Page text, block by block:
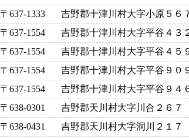
〒637-1333 吉野郡十津川村大字小原５６
〒637-1554 吉野郡十津川村大字平谷４３
〒637-1554 吉野郡十津川村大字平谷４５
〒637-1554 吉野郡十津川村大字平谷９０
〒637-1554 吉野郡十津川村大字平谷９４
〒638-0301 吉野郡天川村大字川合２６７
〒638-0431 吉野郡天川村大字洞川２１７